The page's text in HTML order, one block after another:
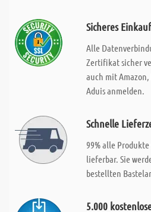
Sicheres
Alle
Zertifikat sicher
auch mit Amazon,
Aduis anmelden.
Schnelle
99% alle
lieferbar. Sie
bestellten
5.000